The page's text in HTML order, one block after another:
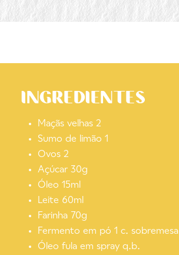
INGREDIENTES
Maçãs velhas 2
Sumo de limão 1
Ovos 2
Açúcar 30g
Óleo 15ml
Leite 60ml
Farinha 70g
Fermento em pó 1 c. sobremesa
Óleo fula em spray q.b.